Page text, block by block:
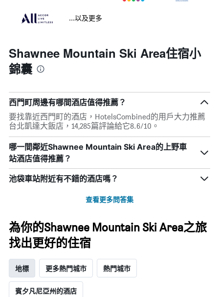
...以及更多
Shawnee Mountain Ski Area住宿小
錦囊
西門町周邊有哪間酒店值得推薦？
要找靠近西門町的酒店，HotelsCombined的用戶大力推薦
台北凱達大飯店，14,285篇評論給它8.6/10。
哪一間鄰近Shawnee Mountain Ski Area的上野車
站酒店值得推薦？
池袋車站附近有不錯的酒店嗎？
查看更多問答集
為你的Shawnee Mountain Ski Area之旅
找出更好的住宿
地標 更多熱門城市 熱門城市
賓夕凡尼亞州的酒店